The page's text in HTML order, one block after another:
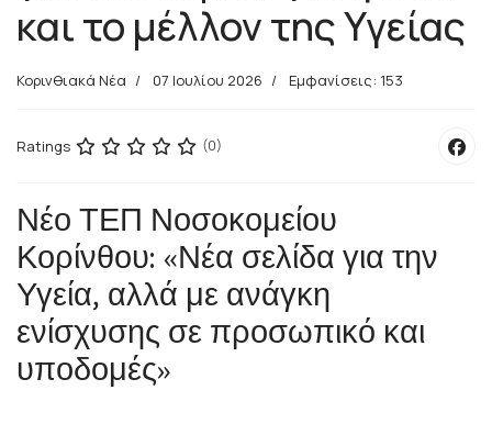
και το μέλλον της Υγείας
Κορινθιακά Νέα 07 Ιουλίου 2026 Εμφανίσεις: 153
Ratings (0)
Νέο ΤΕΠ Νοσοκομείου
Κορίνθου: «Νέα σελίδα για την
Υγεία, αλλά με ανάγκη
ενίσχυσης σε προσωπικό και
υποδομές»